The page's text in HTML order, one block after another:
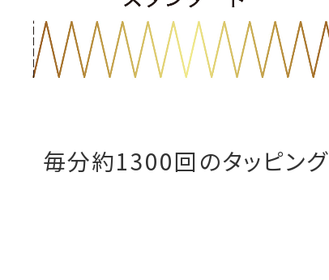
毎分約1300回のタッピング